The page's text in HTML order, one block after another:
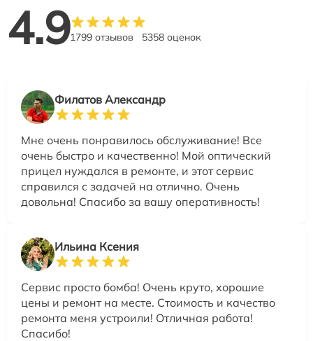
4.91799 отзывов 5358 оценок
Филатов Александр
Мне очень понравилось обслуживание! Все
очень быстро и качественно! Мой оптический
прицел нуждался в ремонте, и этот сервис
справился с задачей на отлично. Очень
довольна! Спасибо за вашу оперативность!
Ильина Ксения
Сервис просто бомба! Очень круто, хорошие
цены и ремонт на месте. Стоимость и качество
ремонта меня устроили! Отличная работа!
Спасибо!